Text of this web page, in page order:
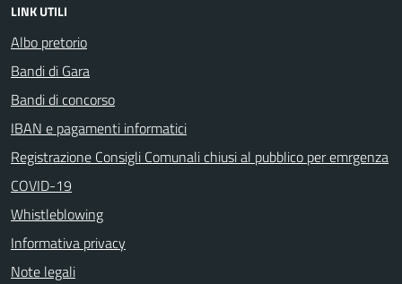
LINK UTILI
Albo pretorio
Bandi di Gara
Bandi di concorso
IBAN e pagamenti informatici
Registrazione Consigli Comunali chiusi al pubblico per emrgenza
COVID-19
Whistleblowing
Informativa privacy
Note legali